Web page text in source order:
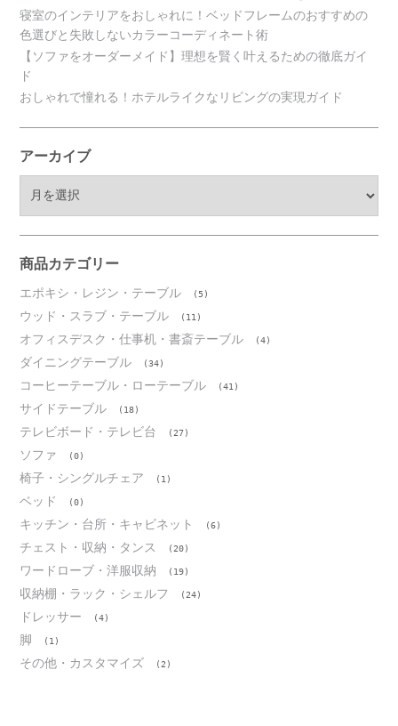
寝室のインテリアをおしゃれに！ベッドフレームのおすすめの
色選びと失敗しないカラーコーディネート術
【ソファをオーダーメイド】理想を賢く叶えるための徹底ガイ
ド
おしゃれで憧れる！ホテルライクなリビングの実現ガイド
アーカイブ
ブ
商品カテゴリー
エポキシ・レジン・テーブル (5)
ウッド・スラブ・テーブル (11)
オフィスデスク・仕事机・書斎テーブル (4)
ダイニングテーブル (34)
コーヒーテーブル・ローテーブル (41)
サイドテーブル (18)
テレビボード・テレビ台 (27)
ソファ (0)
椅子・シングルチェア (1)
ベッド (0)
キッチン・台所・キャビネット (6)
チェスト・収納・タンス (20)
ワードローブ・洋服収納 (19)
収納棚・ラック・シェルフ (24)
ドレッサー (4)
脚 (1)
その他・カスタマイズ (2)